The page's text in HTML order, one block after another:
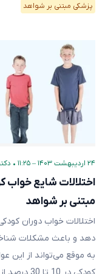
پزشکی مبتنی بر شواهد
۲۴ اردیبهشت ۱۴۰۳ – ۱۱:۲۵ •
اختلالات شایع
مبتنی بر شواهد
اختلالات خواب دوران
دهد و باعث مشکلات
به موقع می‌تواند از این